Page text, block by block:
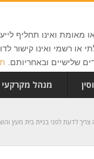
ואינו תחליף
רשמי ואינו קישור
שלישיים ובאחריותם.
מנהל
צריך לדעת לפני בניית בית מעץ